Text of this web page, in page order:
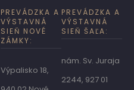
PREVÁDZKA A
VÝSTAVNÁ
SIEŇ NOVÉ
ZÁMKY:
Výpalisko 18,
PREVÁDZKA A
VÝSTAVNÁ
SIEŇ ŠAĽA:
nám. Sv. Juraja
2244, 927 01